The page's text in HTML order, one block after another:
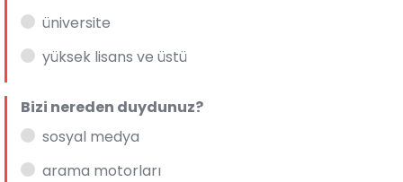
üniversite
yüksek lisans ve üstü
Bizi nereden duydunuz?
sosyal medya
arama motorları